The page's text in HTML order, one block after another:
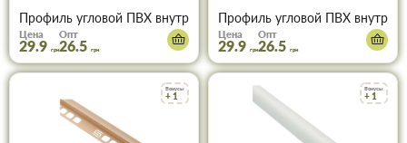
Профиль угловой ПВХ внутренний для плитки 9мм ваниль 2,5м
Цена
29.9 грн
Опт
26.5 грн
Профиль угловой ПВХ
Цена
29.9 грн
Опт
26.5 грн
Бонусы
+ 1
Бонусы
+ 1